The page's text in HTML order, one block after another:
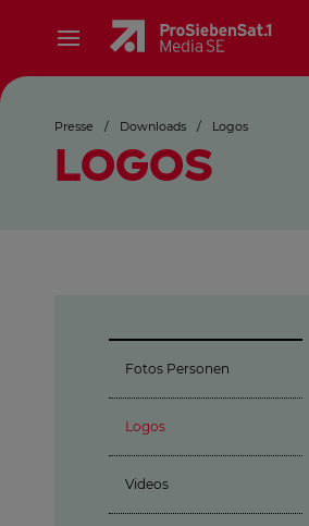
Presse / Downloads / Logos
LOGOS
Fotos Personen
Logos
Videos